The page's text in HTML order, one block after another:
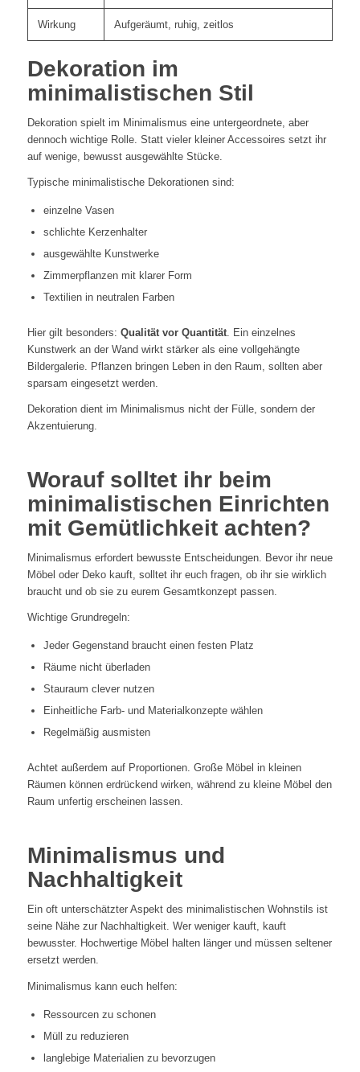
Wirkung Aufgeräumt, ruhig, zeitlos
Dekoration im
minimalistischen Stil
Dekoration spielt im Minimalismus eine untergeordnete, aber
dennoch wichtige Rolle. Statt vieler kleiner Accessoires setzt ihr
auf wenige, bewusst ausgewählte Stücke.
Typische minimalistische Dekorationen sind:
einzelne Vasen
schlichte Kerzenhalter
ausgewählte Kunstwerke
Zimmerpflanzen mit klarer Form
Textilien in neutralen Farben
Hier gilt besonders: Qualität vor Quantität. Ein einzelnes
Kunstwerk an der Wand wirkt stärker als eine vollgehängte
Bildergalerie. Pflanzen bringen Leben in den Raum, sollten aber
sparsam eingesetzt werden.
Dekoration dient im Minimalismus nicht der Fülle, sondern der
Akzentuierung.
Worauf solltet ihr beim
minimalistischen Einrichten
mit Gemütlichkeit achten?
Minimalismus erfordert bewusste Entscheidungen. Bevor ihr neue
Möbel oder Deko kauft, solltet ihr euch fragen, ob ihr sie wirklich
braucht und ob sie zu eurem Gesamtkonzept passen.
Wichtige Grundregeln:
Jeder Gegenstand braucht einen festen Platz
Räume nicht überladen
Stauraum clever nutzen
Einheitliche Farb- und Materialkonzepte wählen
Regelmäßig ausmisten
Achtet außerdem auf Proportionen. Große Möbel in kleinen
Räumen können erdrückend wirken, während zu kleine Möbel den
Raum unfertig erscheinen lassen.
Minimalismus und
Nachhaltigkeit
Ein oft unterschätzter Aspekt des minimalistischen Wohnstils ist
seine Nähe zur Nachhaltigkeit. Wer weniger kauft, kauft
bewusster. Hochwertige Möbel halten länger und müssen seltener
ersetzt werden.
Minimalismus kann euch helfen:
Ressourcen zu schonen
Müll zu reduzieren
langlebige Materialien zu bevorzugen